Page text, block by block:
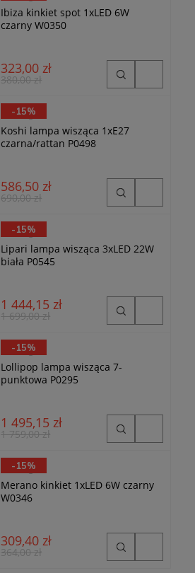
Ibiza kinkiet spot 1xLED 6W
czarny W0350
323,00 zł
380,00 zł
MaxLight
Koshi lampa wisząca 1xE27
czarna/rattan P0498
586,50 zł
690,00 zł
-15%
MaxLight
Lipari lampa wisząca 3xLED 22W
biała P0545
1 444,15 zł
1 699,00 zł
-15%
MaxLight
Lollipop lampa wisząca 7-
punktowa P0295
1 495,15 zł
1 759,00 zł
-15%
MaxLight
Merano kinkiet 1xLED 6W czarny
W0346
309,40 zł
364,00 zł
-15%